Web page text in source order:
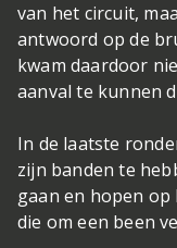
van het circuit,
antwoord op de
kwam daardoor
aanval te kunnen
In de laatste
zijn banden te
gaan en hopen op
die om een been